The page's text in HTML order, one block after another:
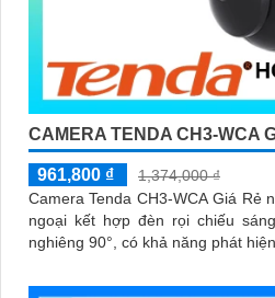
CAMERA TENDA CH3-WCA
961,800 ₫
1,374,000 ₫
Camera Tenda CH3-WCA Giá Rẻ
ngoại kết hợp đèn rọi chiếu sáng tầm xa 30m.
nghiêng 90°, có khả năng phát